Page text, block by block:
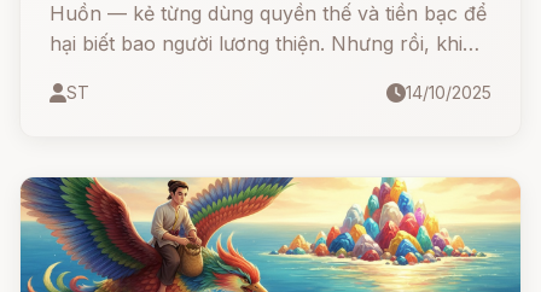
Huồn — kẻ từng dùng quyền thế và tiền bạc để
hại biết bao người lương thiện. Nhưng rồi, khi
gông tội lỗi” đang chờ mình… Và từ giây phút
ST 14/10/2025